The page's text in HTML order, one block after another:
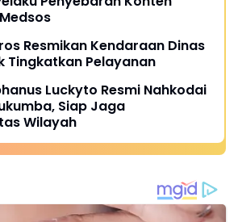
Tingkatkan Pelayanan
Luckyto Resmi Nahkodai
Siap Jaga